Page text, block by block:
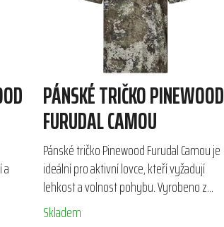
PÁNSKÉ TRIČKO PINEWOOD
FURUDAL CAMOU
Pánské tričko Pinewood Furudal Camou je
ideální pro aktivní lovce, kteří vyžadují
lehkost a volnost pohybu. Vyrobeno z
vysoce prodyšného materiálu, toto tričko
Skladem